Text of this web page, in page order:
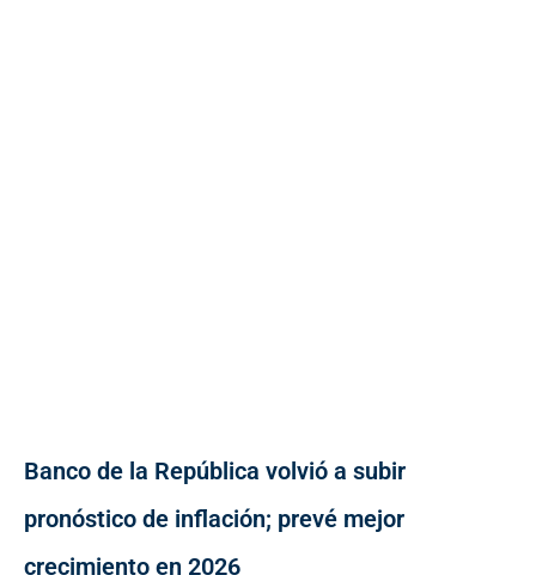
Banco de la República volvió a subir
pronóstico de inflación; prevé mejor
crecimiento en 2026